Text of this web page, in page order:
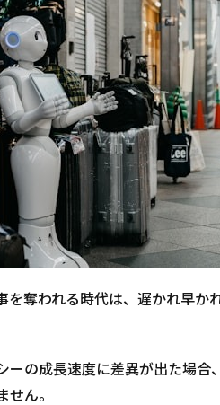
奪われる時代は、遅かれ早か
ーの成長速度に差異が出た場合
ん。